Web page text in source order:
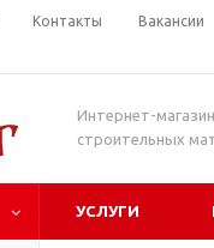
Контакты Вакансии
Интернет-магазин
строительных
УСЛУГИ